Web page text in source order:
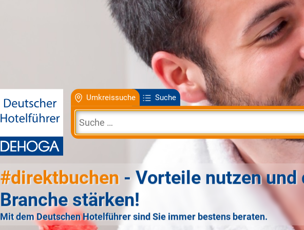
Umkreissuche Suche
#direktbuchen - Vorteile nutzen und
Branche stärken!
Mit dem Deutschen Hotelführer sind Sie immer bestens beraten.